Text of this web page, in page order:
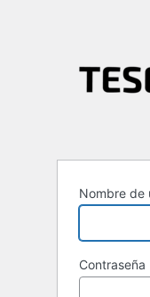
Nombre de
Contraseña